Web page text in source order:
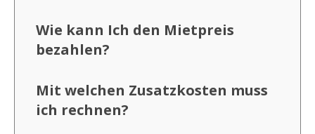
Wie kann Ich den Mietpreis
bezahlen?
Mit welchen Zusatzkosten muss
ich rechnen?